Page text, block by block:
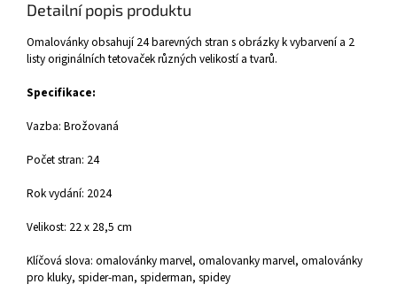
Detailní popis produktu
Omalovánky obsahují 24 barevných stran s obrázky k vybarvení a 2
listy originálních tetovaček různých velikostí a tvarů.
Specifikace:
Vazba: Brožovaná
Počet stran: 24
Rok vydání: 2024
Velikost: 22 x 28,5 cm
Klíčová slova: omalovánky marvel, omalovanky marvel, omalovánky
pro kluky, spider-man, spiderman, spidey